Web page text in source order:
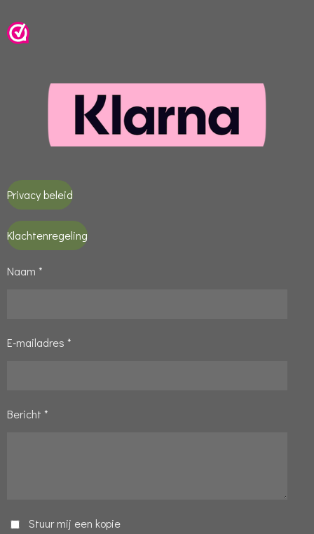
Privacy beleid
Klachtenregeling
Naam *
E-mailadres *
Bericht *
Stuur mij een kopie